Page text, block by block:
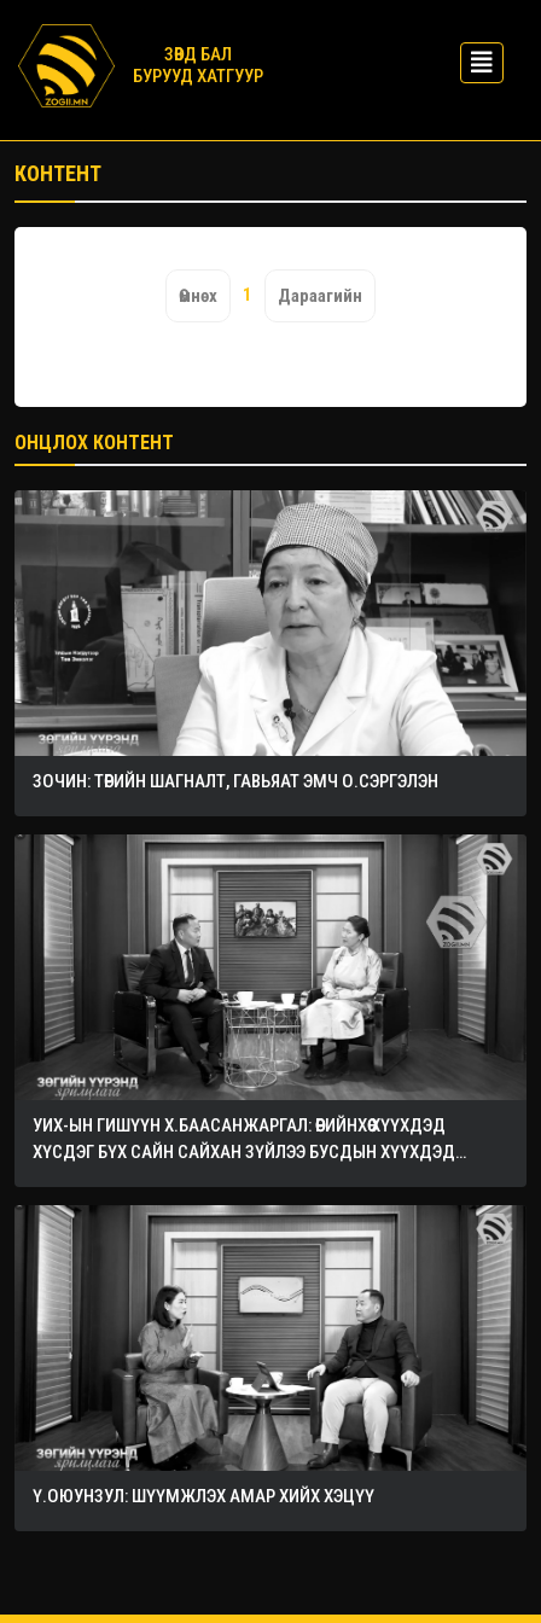
ЗӨВД БАЛ
БУРУУД ХАТГУУР
КОНТЕНТ
Өмнөх 1 Дараагийн
ОНЦЛОХ КОНТЕНТ
ЗОЧИН: ТӨРИЙН ШАГНАЛТ, ГАВЬЯАТ ЭМЧ О.СЭРГЭЛЭН
УИХ-ЫН ГИШҮҮН Х.БААСАНЖАРГАЛ: ӨӨРИЙНХӨӨ ХҮҮХДЭД
ХҮСДЭГ БҮХ САЙН САЙХАН ЗҮЙЛЭЭ БУСДЫН ХҮҮХДЭД
Ү.ОЮУНЗУЛ: ШҮҮМЖЛЭХ АМАР ХИЙХ ХЭЦҮҮ